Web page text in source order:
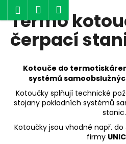
Přejít
obsah
HledatPřihlášení
Nákupní
košík
Termo
čerpací
Kotouče do
systémů
Kotoučky splňují technické
stojany pokladních systémů
stanic.
Kotoučky jsou vhodné např.
firmy
o Zpět
Zpět
o
t
ř
e